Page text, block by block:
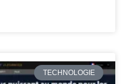
TECHNOLOGIE